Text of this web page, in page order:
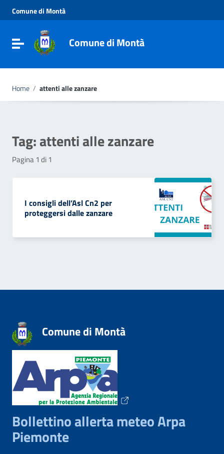
Vai al menu di navigazione
Vai al footer
Comune di Montà
Toggle navigationComune di Montà
Home / attenti alle zanzare
Tag:attenti alle zanzare
Pagina 1 di 1
I consigli dell’Asl Cn2 per
proteggersi dalle zanzare
Comune di Montà
Bollettino allerta meteo Arpa
Piemonte